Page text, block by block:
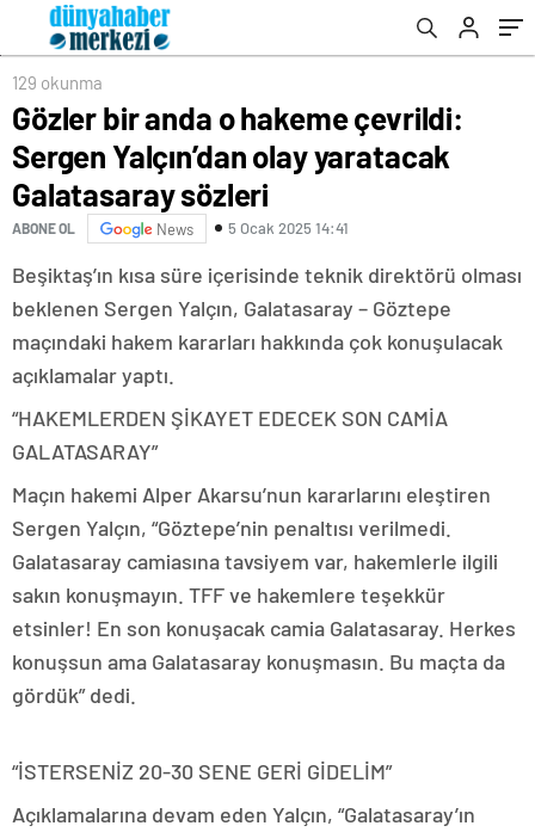
129 okunma
Gözler bir anda o hakeme çevrildi:
Sergen Yalçın’dan olay yaratacak
Galatasaray sözleri
ABONE OL News 5 Ocak 2025 14:41
Beşiktaş’ın kısa süre içerisinde teknik direktörü olması
beklenen Sergen Yalçın, Galatasaray – Göztepe
maçındaki hakem kararları hakkında çok konuşulacak
açıklamalar yaptı.
“HAKEMLERDEN ŞİKAYET EDECEK SON CAMİA
GALATASARAY”
Maçın hakemi Alper Akarsu’nun kararlarını eleştiren
Sergen Yalçın, “Göztepe’nin penaltısı verilmedi.
Galatasaray camiasına tavsiyem var, hakemlerle ilgili
sakın konuşmayın. TFF ve hakemlere teşekkür
etsinler! En son konuşacak camia Galatasaray. Herkes
konuşsun ama Galatasaray konuşmasın. Bu maçta da
gördük” dedi.
“İSTERSENİZ 20-30 SENE GERİ GİDELİM”
Açıklamalarına devam eden Yalçın, “Galatasaray’ın